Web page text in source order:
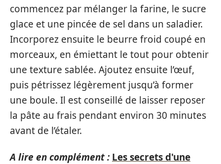
commencez par mélanger la farine, le sucre
glace et une pincée de sel dans un saladier.
Incorporez ensuite le beurre froid coupé en
morceaux, en émiettant le tout pour obtenir
une texture sablée. Ajoutez ensuite l’œuf,
puis pétrissez légèrement jusqu’à former
une boule. Il est conseillé de laisser reposer
la pâte au frais pendant environ 30 minutes
avant de l’étaler.
A lire en complément : Les secrets d'une